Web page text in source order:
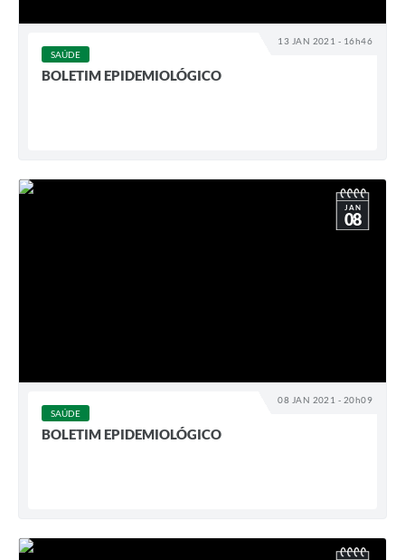
13 JAN 2021 - 16h46
SAÚDE
BOLETIM EPIDEMIOLÓGICO
08 JAN 2021 - 20h09
JAN
08
SAÚDE
BOLETIM EPIDEMIOLÓGICO